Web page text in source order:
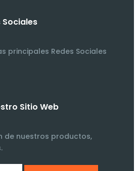
Sociales
principales Redes Sociales
Sitio Web
de nuestros productos,